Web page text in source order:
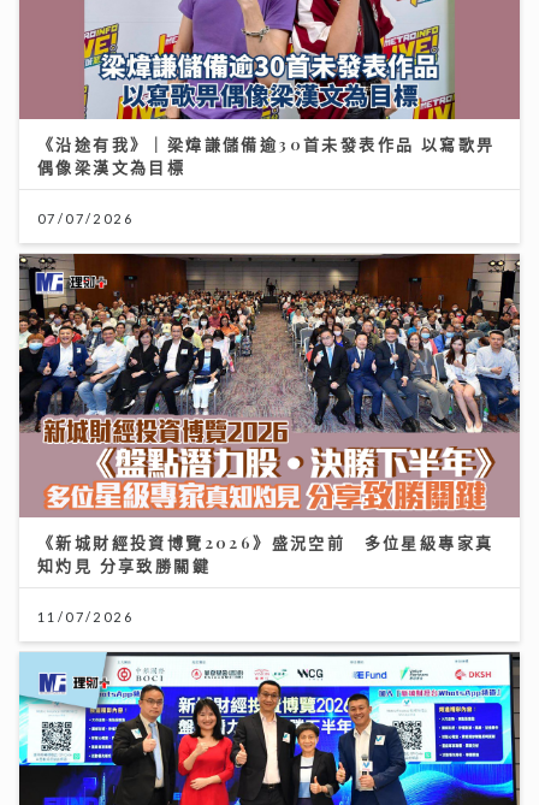
《沿途有我》｜梁煒謙儲備逾30首未發表作品 以寫歌畀
偶像梁漢文為目標
07/07/2026
《新城財經投資博覽2026》盛況空前 多位星級專家真
知灼見 分享致勝關鍵
11/07/2026